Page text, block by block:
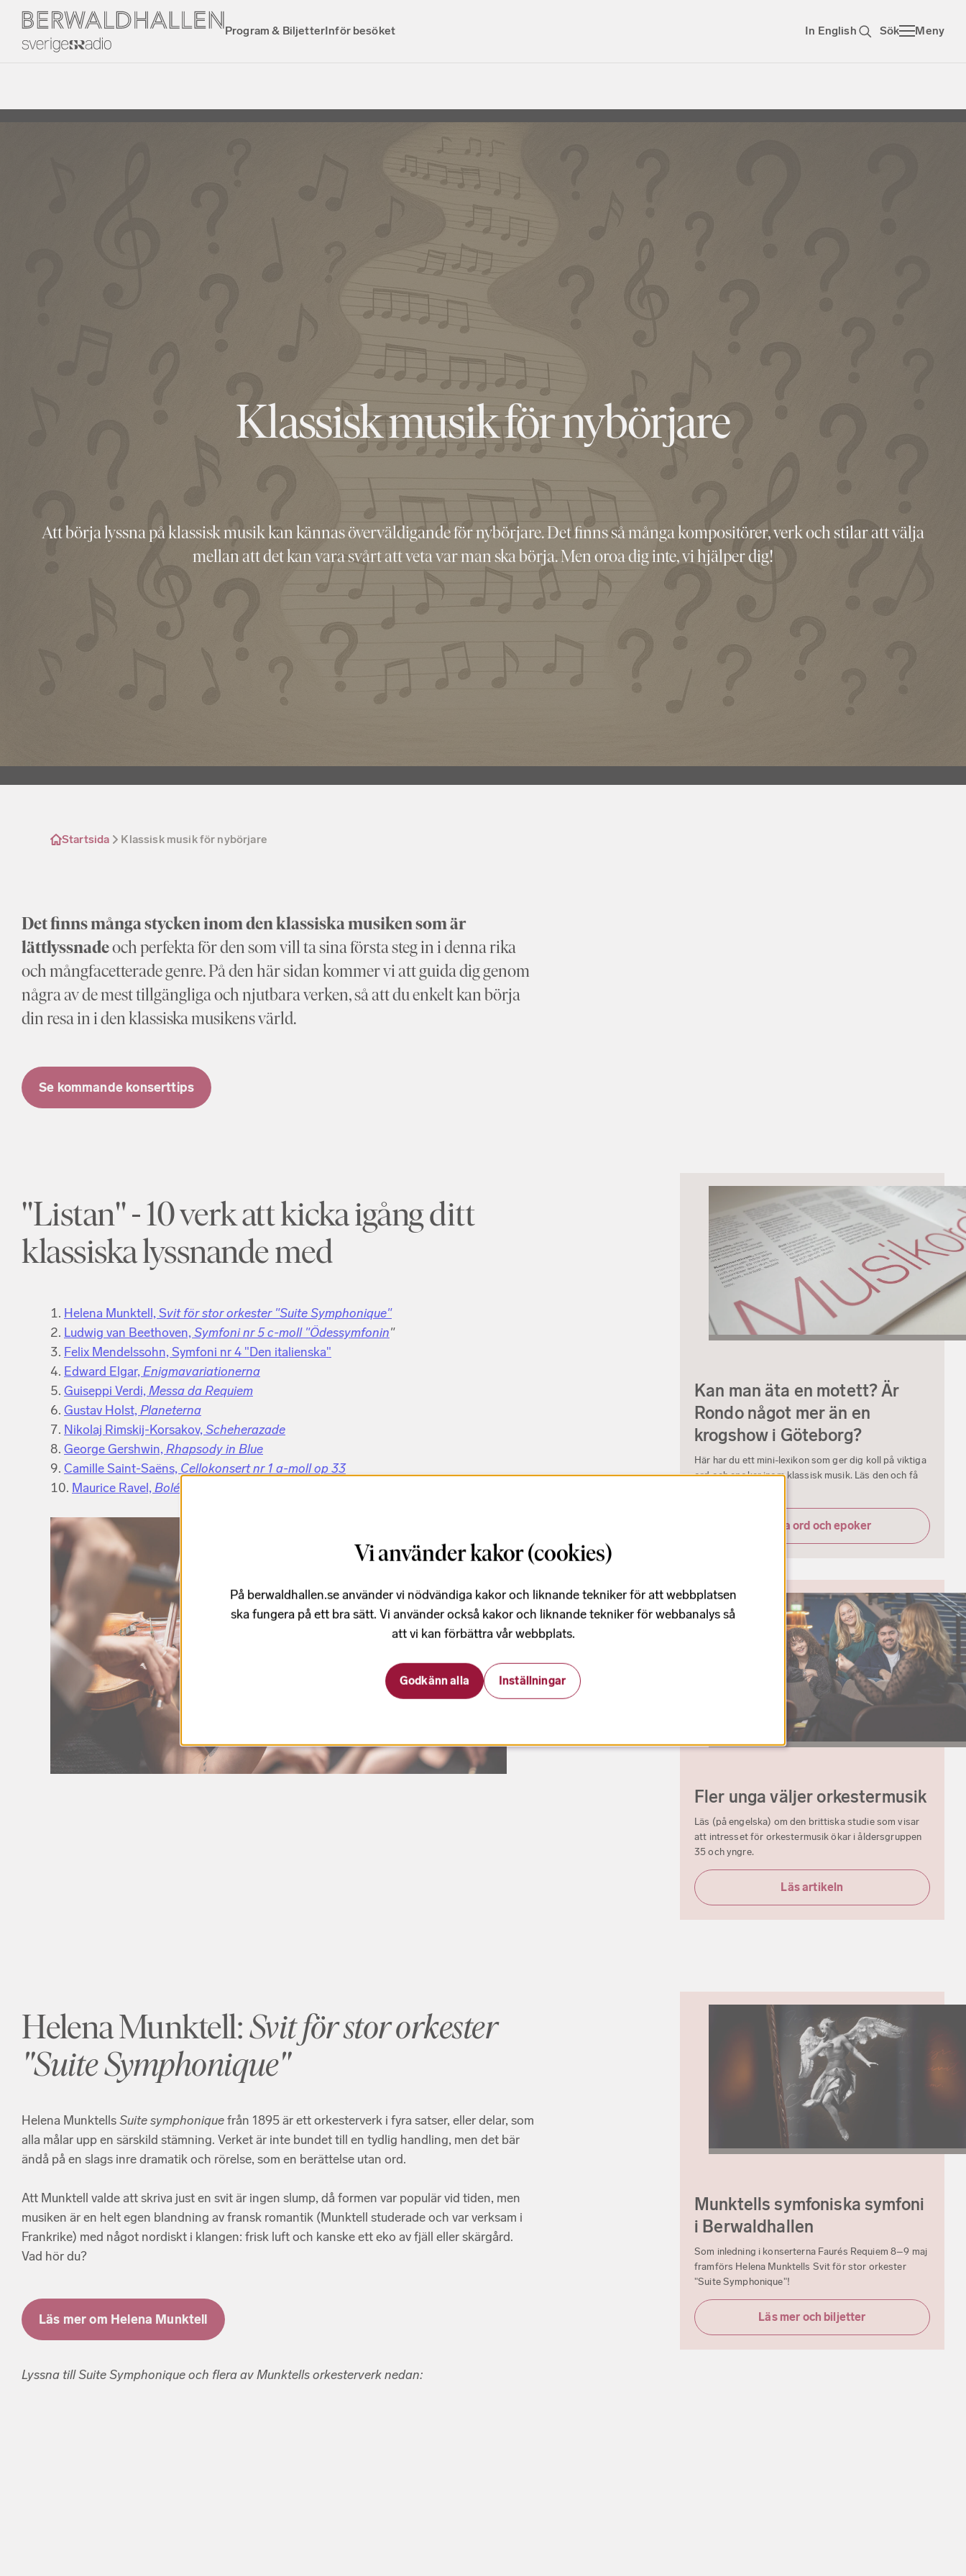
Program & BiljetterInför besöket In English Sök Meny
Klassisk musik för nybörjare
Att börja lyssna på klassisk musik kan kännas överväldigande för nybörjare. Det finns så många kompositörer, verk och stilar att välja
mellan att det kan vara svårt att veta var man ska börja. Men oroa dig inte, vi hjälper dig!
Startsida Klassisk musik för nybörjare
Det finns många stycken inom den klassiska musiken som är
lättlyssnadeoch perfekta för den som vill ta sina första steg in i denna rika
och mångfacetterade genre. På den här sidan kommer vi att guida dig genom
några av de mest tillgängliga och njutbara verken, så att du enkelt kan börja
din resa in i den klassiska musikens värld.
Se kommande konserttips
"Listan" - 10 verk att kicka igång ditt
klassiska lyssnande med
Helena Munktell, Svit för stor orkester "Suite Symphonique"
Ludwig van Beethoven,Symfoni nr 5 c-moll "Ödessymfonin"
Felix Mendelssohn, Symfoni nr 4 "Den italienska"
Edward Elgar,Enigmavariationerna
Guiseppi Verdi,Messa da Requiem
Gustav Holst,Planeterna
Nikolaj Rimskij-Korsakov,Scheherazade
George Gershwin,Rhapsody in Blue
Camille Saint-Saëns, Cellokonsert nr 1 a-moll op 33
Maurice Ravel,Boléro
Kan man äta en motett? Är
Rondo något mer än en
krogshow i Göteborg?
Här har du ett mini-lexikon som ger dig koll på viktiga
ord och epoker inom klassisk musik. Läs den och få
Viktiga ord och epoker
Fler unga väljer orkestermusik
Läs (på engelska) om den brittiska studie som visar
att intresset för orkestermusik ökar i åldersgruppen
35 och yngre.
Läs artikeln
Helena Munktell:Svit för stor orkester
"Suite Symphonique"
Helena MunktellsSuite symphoniquefrån 1895 är ett orkesterverk i fyra satser, eller delar, som
alla målar upp en särskild stämning. Verket är inte bundet till en tydlig handling, men det bär
ändå på en slags inre dramatik och rörelse, som en berättelse utan ord.
Att Munktell valde att skriva just en svit är ingen slump, då formen var populär vid tiden, men
musiken är en helt egen blandning av fransk romantik (Munktell studerade och var verksam i
Frankrike) med något nordiskt i klangen: frisk luft och kanske ett eko av fjäll eller skärgård.
Vad hör du?
Läs mer om Helena Munktell
Lyssna till Suite Symphonique och flera av Munktells orkesterverk nedan:
Munktells symfoniska symfoni
i Berwaldhallen
Som inledning i konserterna Faurés Requiem 8–9 maj
framförs Helena Munktells Svit för stor orkester
"Suite Symphonique"!
Läs mer och biljetter
Vi använder kakor (cookies)
På berwaldhallen.se använder vi nödvändiga kakor och liknande tekniker för att webbplatsen
ska fungera på ett bra sätt. Vi använder också kakor och liknande tekniker för webbanalys så
att vi kan förbättra vår webbplats.
Godkänn alla Inställningar